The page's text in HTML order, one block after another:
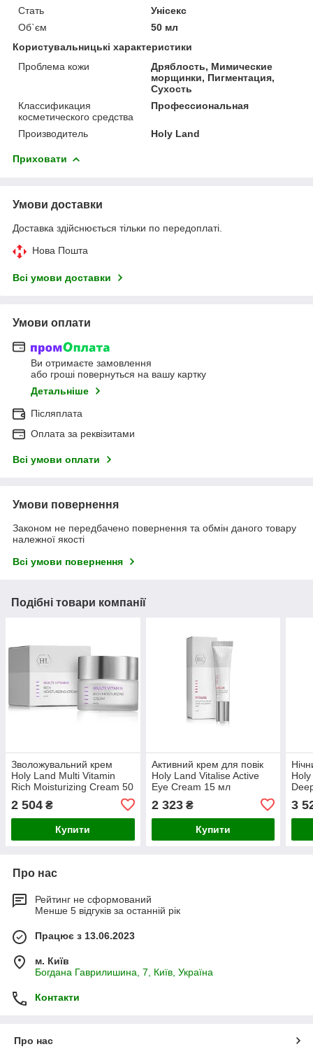
Стать
Унісекс
Об`єм
50 мл
Користувальницькі характеристики
Проблема кожи
Дряблость, Мимические
морщинки, Пигментация,
Сухость
Классификация
косметического средства
Профессиональная
Производитель Holy Land
Приховати
Умови доставки
Доставка здійснюється тільки по передоплаті.
Нова Пошта
Всі умови доставки
Умови оплати
Ви отримаєте замовлення
або гроші повернуться на вашу картку
Детальніше
Післяплата
Оплата за реквізитами
Всі умови оплати
Умови повернення
Законом не передбачено повернення та обмін даного товару
належної якості
Всі умови повернення
Подібні товари компанії
Зволожувальний крем
Holy Land Multi Vitamin
Rich Moisturizing Cream 50
2 504 ₴
Купити
Активний крем для повік
Holy Land Vitalise Active
Eye Cream 15 мл
2 323₴
Купити
3
Про нас
Рейтинг не сформований
Менше 5 відгуків за останній рік
Працює з 13.06.2023
м. Київ
Богдана Гаврилишина, 7, Київ, Україна
Контакти
Про нас